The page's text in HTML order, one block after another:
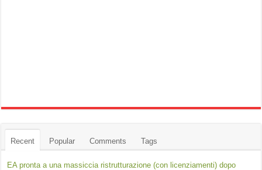
Recent Popular Comments Tags
EA pronta a una massiccia ristrutturazione (con licenziamenti) dopo